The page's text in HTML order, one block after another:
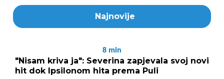
Najnovije
8 min
"Nisam kriva ja": Severina zapjevala svoj novi
hit dok Ipsilonom hita prema Puli